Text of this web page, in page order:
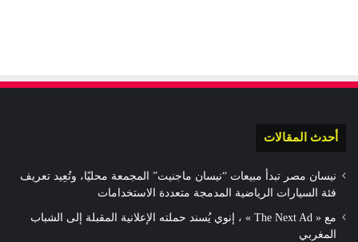
أحدث المقالات
نيسان مصر تبدأ مبيعات “نيسان ماجنيت” المجمعة محليًا، وتُعِيد تعريف
فئة السيارات الرياضية المدمجة متعددة الاستخدامات
مع « The Next Ad » ، إنوي يُسند حملته الإعلانية المقبلة إلى الشباب
المغربي